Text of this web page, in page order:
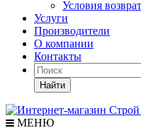
Условия
Услуги
Производители
О компании
Контакты
Найти
МЕНЮ